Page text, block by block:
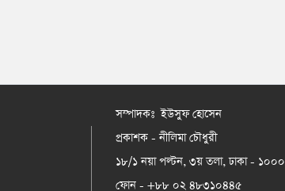
সম্পাদকঃ ইউসুফ হোসেন
প্রকাশক - নীলিমা চৌধুরী
১৮/১ নয়া পল্টন, ৩য় তলা, ঢাকা - ১০০০
ফোন - +৮৮ ০২ ৪৮৩১০৪৪৫